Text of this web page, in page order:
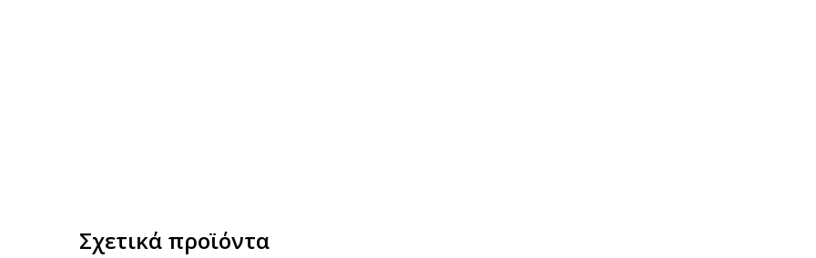
Σχετικά προϊόντα